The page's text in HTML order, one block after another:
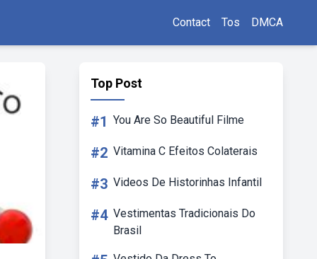
Contact Tos DMCA
Top Post
#1 You Are So Beautiful Filme
#2 Vitamina C Efeitos Colaterais
#3 Videos De Historinhas Infantil
#4 Vestimentas Tradicionais Do
Brasil